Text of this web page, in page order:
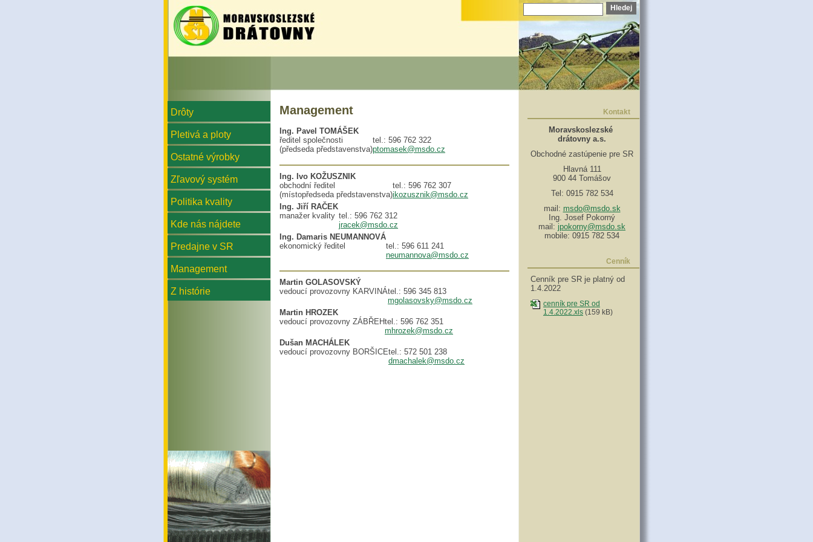
MORAVSKOSLEZSKÉ DRÁTOVNY
Management
Ing. Pavel TOMÁŠEK
ředitel společnosti
(předseda představenstva)
tel.: 596 762 322
ptomasek@msdo.cz
Ing. Ivo KOŽUSZNIK
obchodní ředitel
(místopředseda představenstva)
tel.: 596 762 307
ikozusznik@msdo.cz
Ing. Jiří RAČEK
manažer kvality tel.: 596 762 312
jracek@msdo.cz
Ing. Damaris NEUMANNOVÁ
ekonomický ředitel
tel.: 596 611 241
neumannova@msdo.cz
Martin GOLASOVSKÝ
vedoucí provozovny KARVINÁtel.: 596 345 813
mgolasovsky@msdo.cz
Martin HROZEK
vedoucí provozovny ZÁBŘEHtel.: 596 762 351
mhrozek@msdo.cz
Dušan MACHÁLEK
vedoucí provozovny BORŠICEtel.: 572 501 238
dmachalek@msdo.cz
Drôty
Pletivá a ploty
Ostatné výrobky
Zľavový systém
Politika kvality
Kde nás nájdete
Predajne v SR
Management
Z histórie
Kontakt
Moravskoslezské
drátovny a.s.
Obchodné zastúpenie pre SR
Hlavná 111
900 44 Tomášov
Tel: 0915 782 534
mail: msdo@msdo.sk
Ing. Josef Pokorný
mail: jpokorny@msdo.sk
mobile: 0915 782 534
Cenník
Cenník pre SR je platný od
1.4.2022
cenník pre SR od
1.4.2022.xls (159 kB)